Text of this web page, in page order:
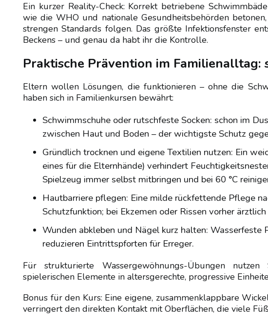
Ein kurzer Reality-Check: Korrekt betriebene
wie die WHO und nationale Gesundheitsbehörden
strengen Standards folgen. Das größte Infektionsfenster
Beckens – und genau da habt ihr die Kontrolle.
Praktische Prävention im Familienalltag:
Eltern wollen Lösungen, die funktionieren – ohne die
haben sich in Familienkursen bewährt:
Schwimmschuhe oder rutschfeste Socken: schon im
zwischen Haut und Boden – der wichtigste Schutz
Gründlich trocknen und eigene Textilien nutzen: Ein
eines für die Elternhände) verhindert
Spielzeug immer selbst mitbringen und bei 60 °C
Hautbarriere pflegen: Eine milde rückfettende Pflege
Schutzfunktion; bei Ekzemen oder Rissen vorher ärztlich
Wunden abkleben und Nägel kurz halten:
reduzieren Eintrittspforten für Erreger.
Für strukturierte Wassergewöhnungs-Übungen
spielerischen Elemente in altersgerechte, progressive
Bonus für den Kurs: Eine eigene, zusammenklappbare
verringert den direkten Kontakt mit Oberflächen, die viele